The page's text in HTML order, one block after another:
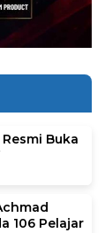
Buka
106 Pelajar